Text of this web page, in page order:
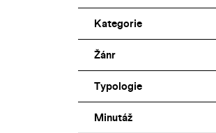
Kategorie
Žánr
Typologie
Minutáž